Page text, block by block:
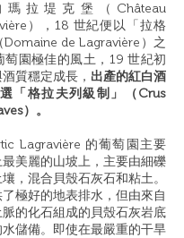
瑪拉堤克堡（Château
），18 世紀便以「拉格
Domaine de Lagravière）之
萄園極佳的風土，19 世紀初
質穩定成長， 出產的紅白酒
「格拉夫列級制」（Crus
）。
Lagravière 的葡萄園主要
美麗的山坡上，主要由細礫
，混合貝殼石灰石和粘土。
極好的地表排水，但由來自
的化石組成的貝殼石灰岩底
儲備。即使在最嚴重的干旱